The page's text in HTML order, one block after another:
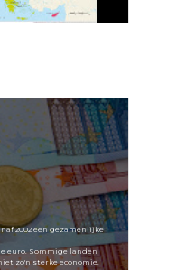
2002 een gezamenlijke
euro. Sommige landen
zo'n sterke economie.